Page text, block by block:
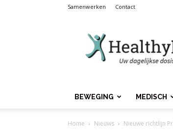
Samenwerken Contact
BEWEGING MEDISCH
Home Nieuws Nieuwe richtlijn